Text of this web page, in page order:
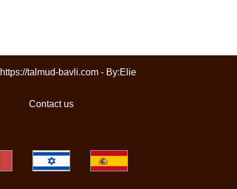
talmud-bavli.com - By:Elie
Contact us